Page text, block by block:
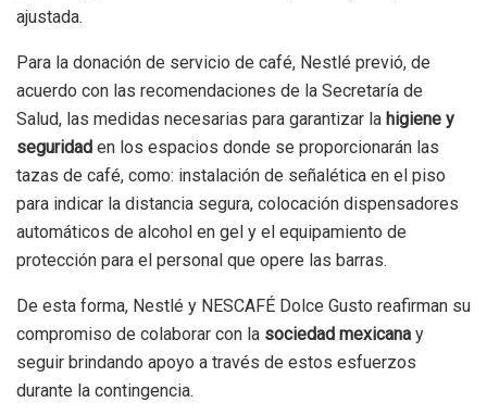
ajustada.
Para la donación de servicio de café, Nestlé previó, de
acuerdo con las recomendaciones de la Secretaría de
Salud, las medidas necesarias para garantizar la higiene y
seguridad en los espacios donde se proporcionarán las
tazas de café, como: instalación de señalética en el piso
para indicar la distancia segura, colocación dispensadores
automáticos de alcohol en gel y el equipamiento de
protección para el personal que opere las barras.
De esta forma, Nestlé y NESCAFÉ Dolce Gusto reafirman su
compromiso de colaborar con la sociedad mexicana y
seguir brindando apoyo a través de estos esfuerzos
durante la contingencia.